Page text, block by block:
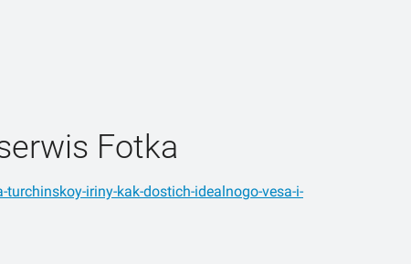
Fotka
iriny-kak-dostich-idealnogo-vesa-i-